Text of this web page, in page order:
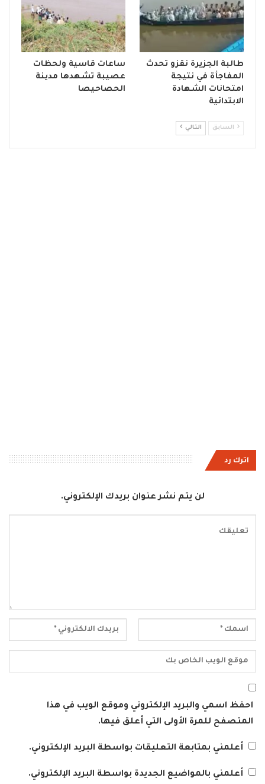
طالبة الجزيرة نقزو تحدث
المفاجأة في نتيجة
امتحانات الشهادة
الابتدائية
ساعات قاسية ولحظات
عصيبة تشهدها مدينة
الحصاحيصا
السابق التالي
اترك رد
لن يتم نشر عنوان بريدك الإلكتروني.
احفظ اسمي والبريد الإلكتروني وموقع الويب في هذا
المتصفح للمرة الأولى التي أعلق فيها.
أعلمني بمتابعة التعليقات بواسطة البريد الإلكتروني.
أعلمني بالمواضيع الجديدة بواسطة البريد الإلكتروني.